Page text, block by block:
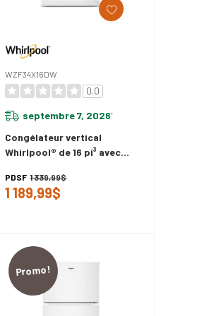
WZF34X16DW
0.0
septembre 7, 2026*
Congélateur vertical
Whirlpool® de 16 pi³ avec
température électroniques
WZF34X16DW
PDSF 1 339,99$
1 189,99$
Promo!